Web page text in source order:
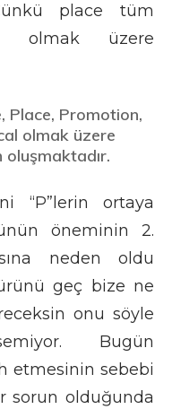
place tüm
olmak üzere
Place, Promotion,
olmak üzere
oluşmaktadır.
“P”lerin ortaya
öneminin 2.
neden oldu
geç bize ne
onu söyle
Bugün
etmesinin sebebi
sorun olduğunda